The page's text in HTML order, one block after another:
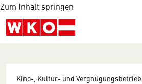
Zum Inhalt springen
Kino-, Kultur- und